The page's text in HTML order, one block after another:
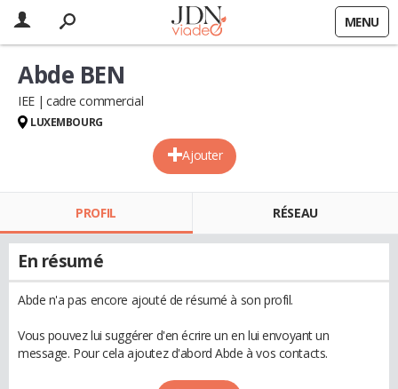
MENU
Ajouter
Abde BEN
IEE cadre commercial
LUXEMBOURG
PROFIL RÉSEAU
En résumé
Abde n'a pas encore ajouté de résumé à son profil.
Vous pouvez lui suggérer d'en écrire un en lui envoyant un
message. Pour cela ajoutez d'abord Abde à vos contacts.